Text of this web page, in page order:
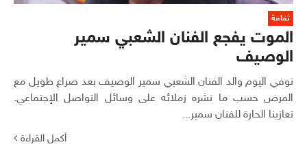
ثقافة
الموت يفجع الفنان الشعبي سمير
الوصيف
توفي اليوم والد الفنان الشعبي سمير الوصيف بعد صراع طويل مع
المرض حسب ما نشره زملائه على وسائل التواصل الإجتماعي.
تعازينا الحارة للفنان سمير...
أكمل القراءة